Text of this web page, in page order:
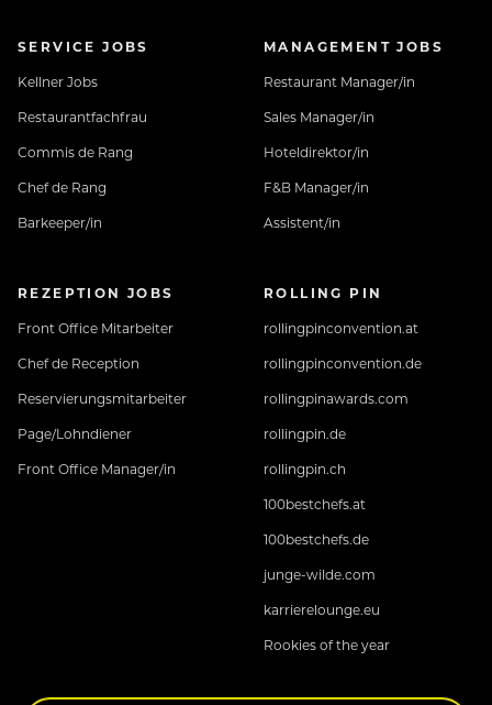
SERVICE JOBS
Kellner Jobs
Restaurantfachfrau
Commis de Rang
Chef de Rang
Barkeeper/in
MANAGEMENT JOBS
Restaurant Manager/in
Sales Manager/in
Hoteldirektor/in
F&B Manager/in
Assistent/in
REZEPTION JOBS
Front Office Mitarbeiter
Chef de Reception
Reservierungsmitarbeiter
Page/Lohndiener
Front Office Manager/in
ROLLING PIN
rollingpinconvention.at
rollingpinconvention.de
rollingpinawards.com
rollingpin.de
rollingpin.ch
100bestchefs.at
100bestchefs.de
junge-wilde.com
karrierelounge.eu
Rookies of the year